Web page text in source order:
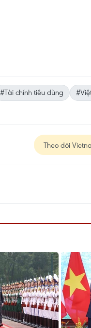
#Tài chính tiêu dùng
Theo dõi